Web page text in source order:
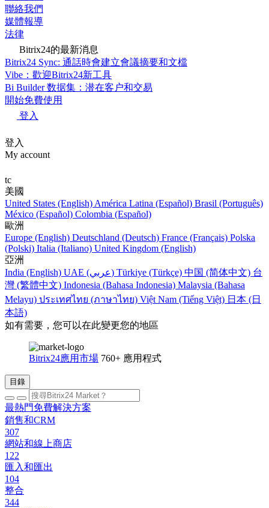
聯絡我們
媒體報導
法律
Bitrix24的最新消息
Bitrix24 Sync: 通話時會建立會議摘要和文檔
Vibe：歡迎Bitrix24新工具
Bi Builder 数据集：潜在客户和交易
開始免費使用
登入
登入
My account
tc
美國
United States (English) América Latina (Español) Brasil (Português)
México (Español) Colombia (Español)
歐洲
Europe (English) Deutschland (Deutsch) France (Français) Polska
(Polski) Italia (Italiano) United Kingdom (English)
亞洲
India (English)
UAE (عربي) Türkiye (Türkçe) 中国 (简体中文) 台
灣 (繁體中文) Indonesia (Bahasa Indonesia) Malaysia (Bahasa
Melayu) ประเทศไทย (ภาษาไทย) Việt Nam (Tiếng Việt) 日本 (日
本語)
如有需要，您可以在此變更您的地區
Bitrix24應用市場 760+ 應用程式
目錄
最熱門免費解決方案
銷售和CRM
307
網站和線上商店
122
匯入和匯出
104
整合
344